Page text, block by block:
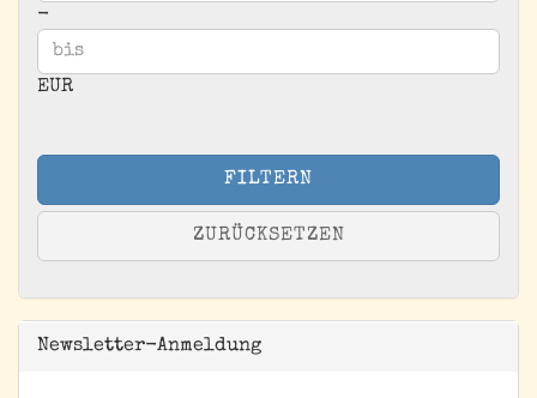
-
EUR
FILTERN
ZURÜCKSETZEN
Newsletter-Anmeldung